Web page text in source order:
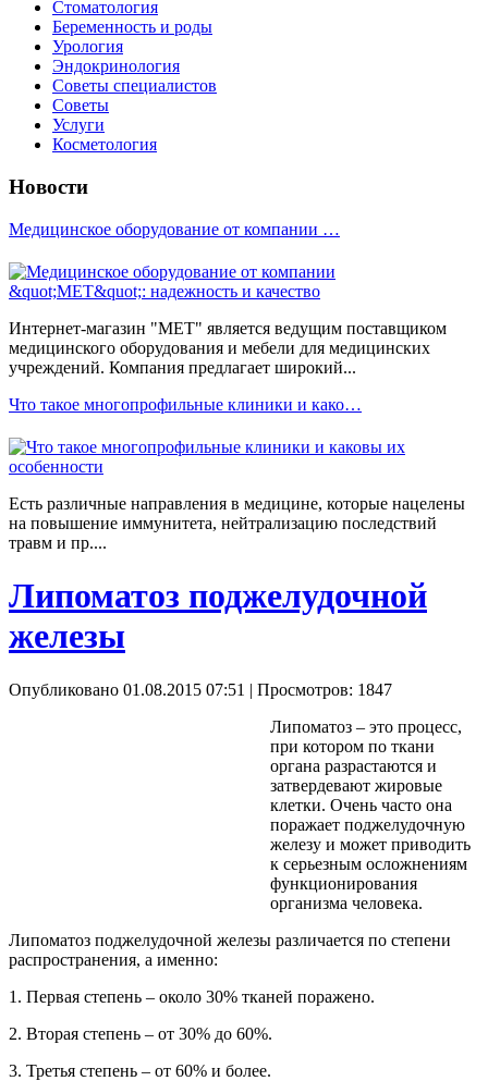
Стоматология
Беременность и роды
Урология
Эндокринология
Советы специалистов
Советы
Услуги
Косметология
Новости
Медицинское оборудование от компании …
Интернет-магазин "МЕТ" является ведущим поставщиком
медицинского оборудования и мебели для медицинских
учреждений. Компания предлагает широкий...
Что такое многопрофильные клиники и како…
Есть различные направления в медицине, которые нацелены
на повышение иммунитета, нейтрализацию последствий
травм и пр....
Липоматоз поджелудочной
железы
Опубликовано 01.08.2015 07:51 | Просмотров: 1847
Липоматоз – это процесс,
при котором по ткани
органа разрастаются и
затвердевают жировые
клетки. Очень часто она
поражает поджелудочную
железу и может приводить
к серьезным осложнениям
функционирования
организма человека.
Липоматоз поджелудочной железы различается по степени
распространения, а именно:
1. Первая степень – около 30% тканей поражено.
2. Вторая степень – от 30% до 60%.
3. Третья степень – от 60% и более.